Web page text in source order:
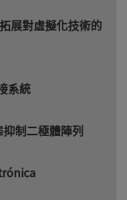
展對虛擬化技術的
系統
制二極體陣列